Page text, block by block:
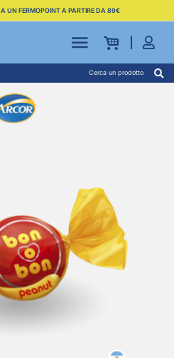
A UN FERMOPOINT A PARTIRE DA 89€
Cerca un prodotto